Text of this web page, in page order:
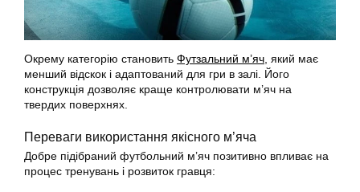
Окрему категорію становить Футзальний м’яч, який має
менший відскок і адаптований для гри в залі. Його
конструкція дозволяє краще контролювати м’яч на
твердих поверхнях.
Переваги використання якісного м’яча
Добре підібраний футбольний м’яч позитивно впливає на
процес тренувань і розвиток гравця: